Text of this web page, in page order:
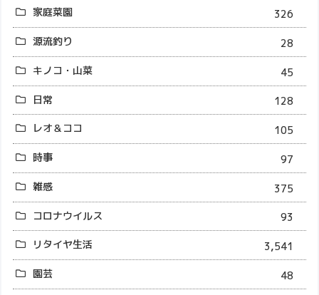
家庭菜園
326
源流釣り
28
キノコ・山菜
45
日常
128
レオ＆ココ
105
時事
97
雑感
375
コロナウイルス
93
リタイヤ生活
3,541
園芸
48